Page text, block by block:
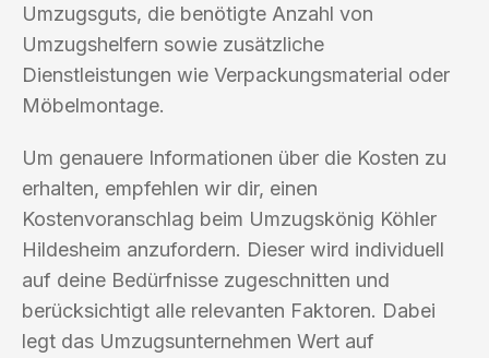
Umzugsguts, die benötigte Anzahl von
Umzugshelfern sowie zusätzliche
Dienstleistungen wie Verpackungsmaterial oder
Möbelmontage.
Um genauere Informationen über die Kosten zu
erhalten, empfehlen wir dir, einen
Kostenvoranschlag beim Umzugskönig Köhler
Hildesheim anzufordern. Dieser wird individuell
auf deine Bedürfnisse zugeschnitten und
berücksichtigt alle relevanten Faktoren. Dabei
legt das Umzugsunternehmen Wert auf